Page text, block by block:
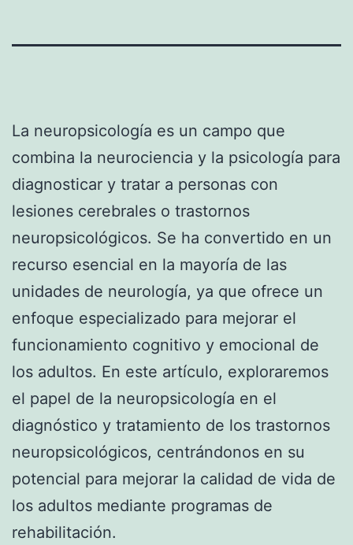
La neuropsicología es un campo que
combina la neurociencia y la psicología para
diagnosticar y tratar a personas con
lesiones cerebrales o trastornos
neuropsicológicos. Se ha convertido en un
recurso esencial en la mayoría de las
unidades de neurología, ya que ofrece un
enfoque especializado para mejorar el
funcionamiento cognitivo y emocional de
los adultos. En este artículo, exploraremos
el papel de la neuropsicología en el
diagnóstico y tratamiento de los trastornos
neuropsicológicos, centrándonos en su
potencial para mejorar la calidad de vida de
los adultos mediante programas de
rehabilitación.